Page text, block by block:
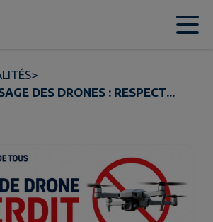
>
DES DRONES : RESPECT...